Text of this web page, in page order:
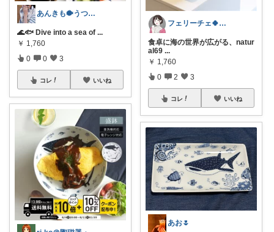
あんきも🐡うつわ好き/10日購入感謝
🌊🐟 Dive into a sea of ...
￥ 1,760
0 0 3
コレ いいね
フェリーチェ🍀いいね購入ありがとう🌸
食卓に海の世界が広がる、natur
al69 ...
￥ 1,760
0 2 3
コレ いいね
あお🌷